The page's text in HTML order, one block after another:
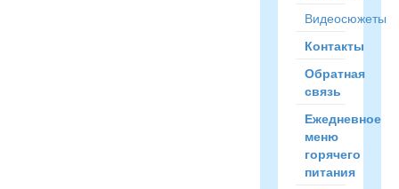
Видеосюжеты
Контакты
Обратная
связь
Ежедневное
меню
горячего
питания